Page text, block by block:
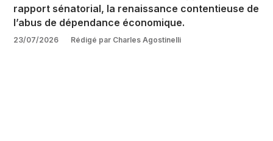
rapport sénatorial, la renaissance contentieuse de
l’abus de dépendance économique.
23/07/2026 Rédigé par Charles Agostinelli